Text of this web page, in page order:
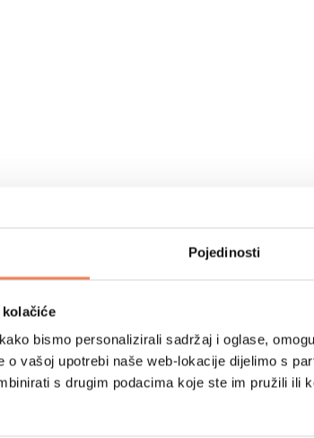
Pojedinosti
bismo personalizirali sadržaj i oglase,
o vašoj upotrebi naše web-lokacije dijelimo s
s drugim podacima koje ste im pružili ili